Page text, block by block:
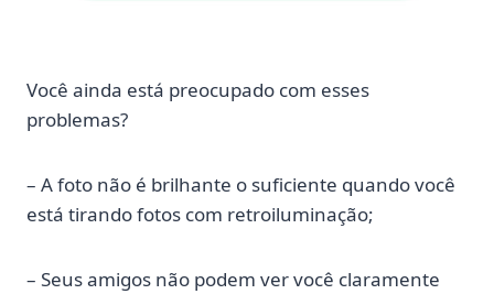
Você ainda está preocupado com esses
problemas?
– A foto não é brilhante o suficiente quando você
está tirando fotos com retroiluminação;
– Seus amigos não podem ver você claramente